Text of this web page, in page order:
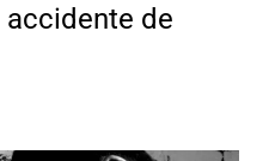
accidente de